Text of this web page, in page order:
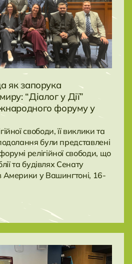
як запорука
“Діалог у Дії”
форуму у
свободи, її виклики та
були представлені
релігійної свободи, що
та будівлях Сенату
Америки у Вашингтоні, 16-